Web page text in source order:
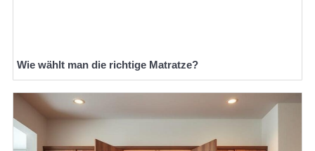
Wie wählt man die richtige Matratze?